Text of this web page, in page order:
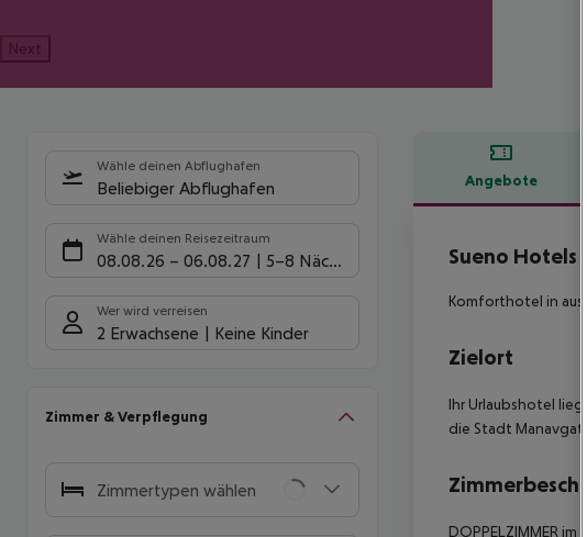
Next
Wähle deinen Abflughafen
Beliebiger Abflughafen
Wähle deinen Reisezeitraum
08.08.26 – 06.08.27 5-8 Nächte
Wer wird verreisen
2 Erwachsene Keine Kinder
Zimmer & Verpflegung
Zimmertypen wählen
Angebote
Sueno Hotels
Komforthotel in
Zielort
Ihr Urlaubshotel
die Stadt
DOPPELZIMMER